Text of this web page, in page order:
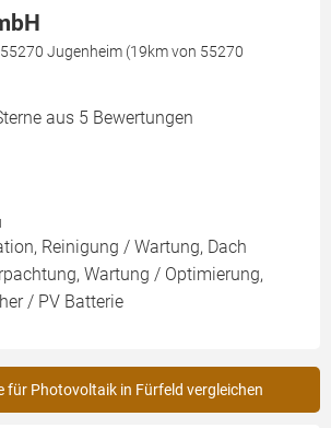
Jugenheim (19km von 55270
aus 5 Bewertungen
Reinigung / Wartung, Dach
Wartung / Optimierung,
/ PV Batterie
für Photovoltaik in Fürfeld vergleichen